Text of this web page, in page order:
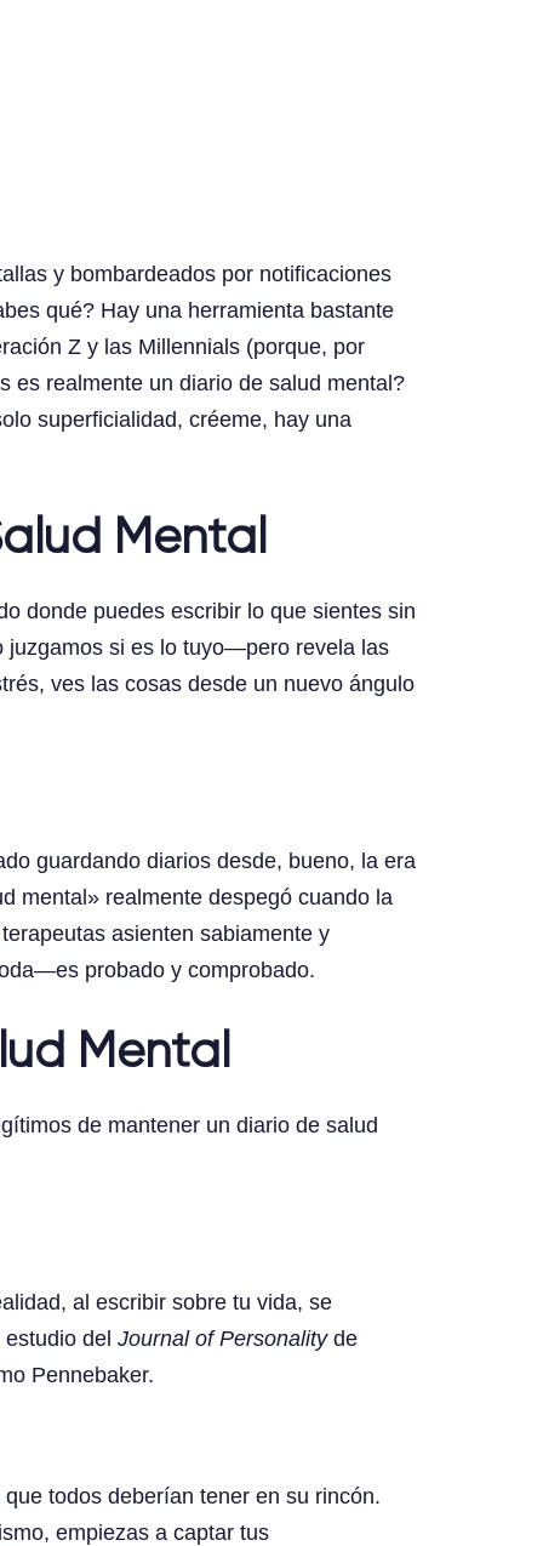
y bombardeados por notificaciones
qué? Hay una herramienta bastante
Z y las Millennials (porque, por
es realmente un diario de salud mental?
superficialidad, créeme, hay una
Mental
donde puedes escribir lo que sientes sin
juzgamos si es lo tuyo—pero revela las
ves las cosas desde un nuevo ángulo
guardando diarios desde, bueno, la era
mental» realmente despegó cuando la
asienten sabiamente y
probado y comprobado.
Mental
de mantener un diario de salud
al escribir sobre tu vida, se
del Journal of Personalityde
Pennebaker.
todos deberían tener en su rincón.
empiezas a captar tus